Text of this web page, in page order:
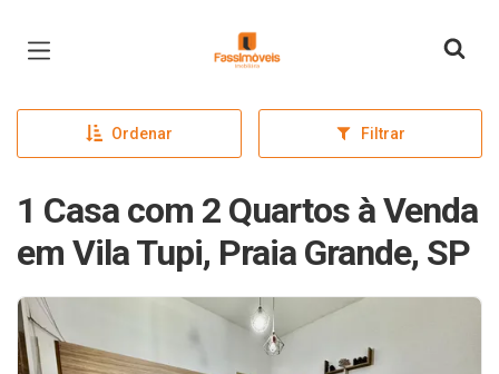
Página inicial
Ordenar Filtrar
1 Casa com 2 Quartos à Venda
em Vila Tupi, Praia Grande, SP